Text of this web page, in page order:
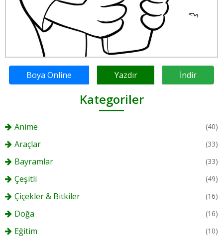
Boya Online Yazdır İndir
Kategoriler
Anime (40)
Araçlar (33)
Bayramlar (33)
Çeşitli (49)
Çiçekler & Bitkiler (16)
Doğa (16)
Eğitim (10)